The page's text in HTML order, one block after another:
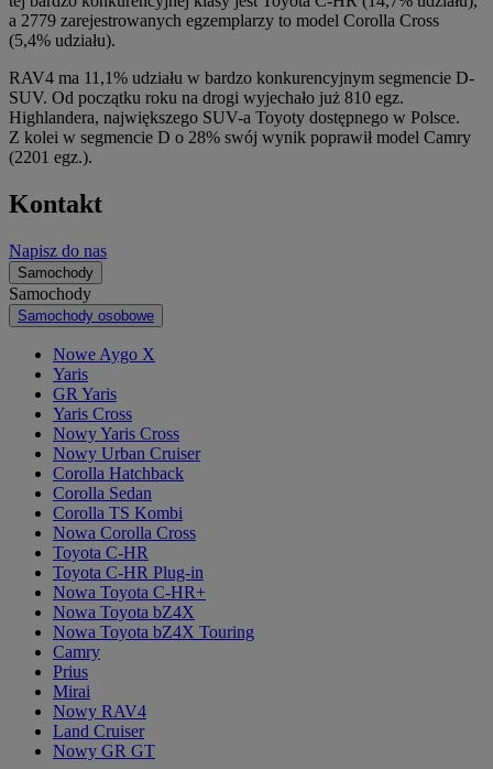
a 2779 zarejestrowanych egzemplarzy to model Corolla Cross
(5,4% udziału).
RAV4 ma 11,1% udziału w bardzo konkurencyjnym segmencie D-
SUV. Od początku roku na drogi wyjechało już 810 egz.
Highlandera, największego SUV-a Toyoty dostępnego w Polsce.
Z kolei w segmencie D o 28% swój wynik poprawił model Camry
(2201 egz.).
Kontakt
Napisz do nas
Samochody
Samochody
Samochody osobowe
Nowe Aygo X
Yaris
GR Yaris
Yaris Cross
Nowy Yaris Cross
Nowy Urban Cruiser
Corolla Hatchback
Corolla Sedan
Corolla TS Kombi
Nowa Corolla Cross
Toyota C-HR
Toyota C-HR Plug-in
Nowa Toyota C-HR+
Nowa Toyota bZ4X
Nowa Toyota bZ4X Touring
Camry
Prius
Mirai
Nowy RAV4
Land Cruiser
Nowy GR GT